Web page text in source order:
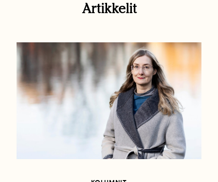
Artikkelit